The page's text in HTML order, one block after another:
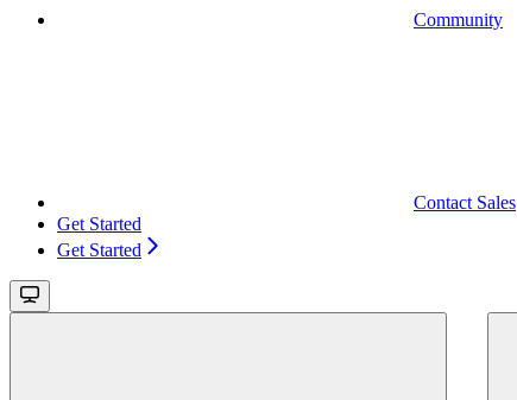
Community
Contact Sales
Get Started
Get Started